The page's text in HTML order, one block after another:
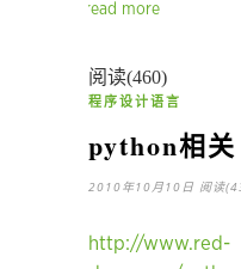
read more
阅读(460)
程序设计语言
python相关
2010年10月10日 阅读
http://www.red-